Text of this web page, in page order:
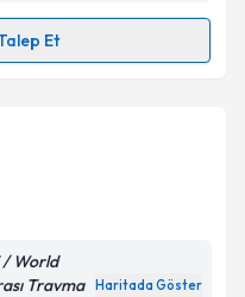
Et
takvimi talebi
almanız için bir
ile bilgilendireceğiz.
/ World
Travma
Haritada Göster